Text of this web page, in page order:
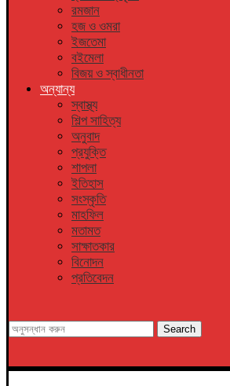
রমজান
হজ ও ওমরা
ইজতেমা
বইমেলা
বিজয় ও স্বাধীনতা
অন্যান্য
স্বাস্থ্য
শিল্প সাহিত্য
অনুবাদ
প্রযুক্তি
শাপলা
ইতিহাস
সংস্কৃতি
মাহফিল
মতামত
সাক্ষাতকার
বিনোদন
প্রতিবেদন
Search